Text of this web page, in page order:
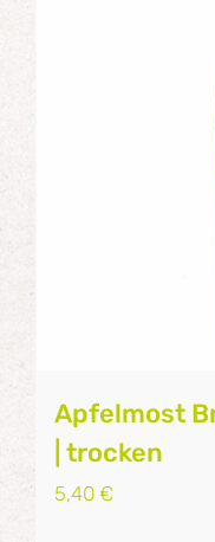
Apfelmost
| trocken
5,40 €